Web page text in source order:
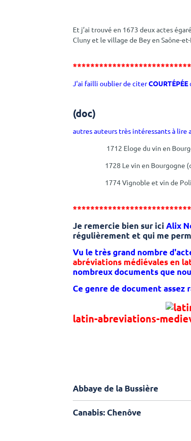
Et j’ai trouvé en 1673 deux actes
Cluny et le village de Bey en Saône-
J'ai failli oublier de citerCOURTÉPÉE
(doc)
autres auteurs très intéressants à lire
1712 Eloge du vin en
1728 Le vin en Bourgogne
1774 Vignoble et vin de
Je remercie bien sur iciAlix
régulièrement et qui me
Vu le très grand nombre
abréviations médiévales en
nombreux documents que
Ce genre de document assez
latin-abreviations-
Abbaye de la Bussière
Canabis: Chenôve